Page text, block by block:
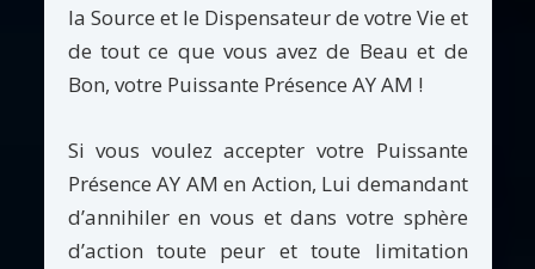
la Source et le Dispensateur de votre Vie et
de tout ce que vous avez de Beau et de
Bon, votre Puissante Présence AY AM !
Si vous voulez accepter votre Puissante
Présence AY AM en Action, Lui demandant
d’annihiler en vous et dans votre sphère
d’action toute peur et toute limitation